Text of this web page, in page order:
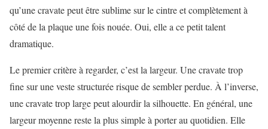
qu’une cravate peut être sublime sur le cintre et complètement à
côté de la plaque une fois nouée. Oui, elle a ce petit talent
dramatique.
Le premier critère à regarder, c’est la largeur. Une cravate trop
fine sur une veste structurée risque de sembler perdue. À l’inverse,
une cravate trop large peut alourdir la silhouette. En général, une
largeur moyenne reste la plus simple à porter au quotidien. Elle